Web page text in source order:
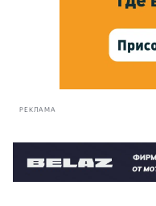
РЕКЛАМА